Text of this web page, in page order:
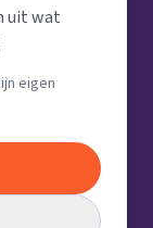
uit wat
eigen